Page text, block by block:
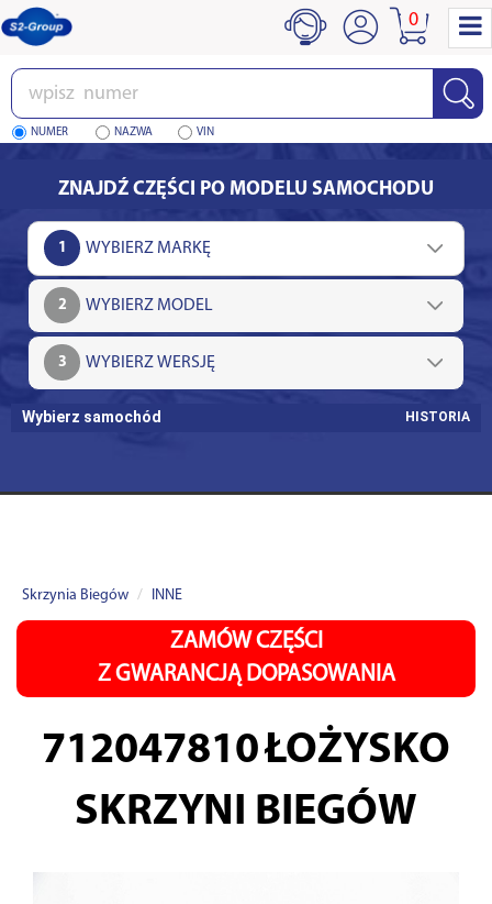
Wpisz
numer
NUMER NAZWA VIN
0
ZNAJDŹ CZĘŚCI PO MODELU SAMOCHODU
1
2
3
Wybierz samochód HISTORIA
Skrzynia Biegów INNE
ZAMÓW CZĘŚCI
Z GWARANCJĄ DOPASOWANIA
712047810ŁOŻYSKO
SKRZYNI BIEGÓW